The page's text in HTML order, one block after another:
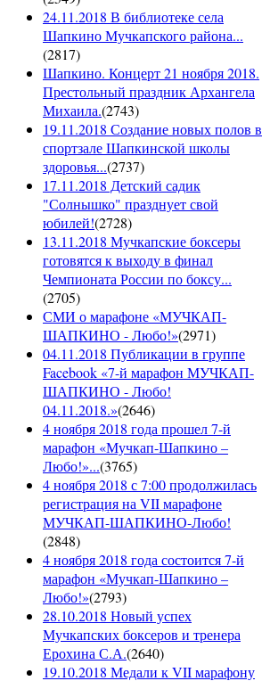
24.11.2018 В библиотеке села
Шапкино Мучкапского района...
(2817)
Шапкино. Концерт 21 ноября 2018.
Престольный праздник Архангела
Михаила.(2743)
19.11.2018 Создание новых полов в
спортзале Шапкинской школы
здоровья...(2737)
17.11.2018 Детский садик
"Солнышко" празднует свой
юбилей!(2728)
13.11.2018 Мучкапские боксеры
готовятся к выходу в финал
Чемпионата России по боксу...
(2705)
СМИ о марафоне «МУЧКАП-
ШАПКИНО - Любо!»(2971)
04.11.2018 Публикации в группе
Facebook «7-й марафон МУЧКАП-
ШАПКИНО - Любо!
04.11.2018.»(2646)
4 ноября 2018 года прошел 7-й
марафон «Мучкап-Шапкино –
Любо!»...(3765)
4 ноября 2018 с 7:00 продолжилась
регистрация на VII марафоне
МУЧКАП-ШАПКИНО-Любо!
(2848)
4 ноября 2018 года состоится 7-й
марафон «Мучкап-Шапкино –
Любо!»(2793)
28.10.2018 Новый успех
Мучкапских боксеров и тренера
Ерохина С.А.(2640)
19.10.2018 Медали к VII марафону